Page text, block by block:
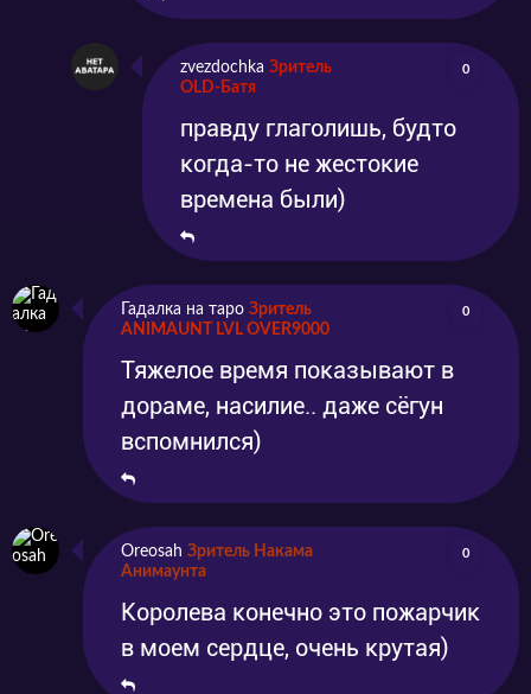
zvezdochka Зритель
OLD-Батя
0
правду глаголишь, будто
когда-то не жестокие
времена были)
Гадалка на таро Зритель
ANIMAUNT LVL OVER9000
0
Тяжелое время показывают в
дораме, насилие.. даже сёгун
вспомнился)
Oreosah Зритель Накама
Анимаунта
0
Королева конечно это пожарчик
в моем сердце, очень крутая)